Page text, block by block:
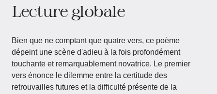
Lecture globale
Bien que ne comptant que quatre vers, ce poème
dépeint une scène d'adieu à la fois profondément
touchante et remarquablement novatrice. Le premier
vers énonce le dilemme entre la certitude des
retrouvailles futures et la difficulté présente de la